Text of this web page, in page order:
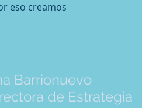
eso creamos
Barrionuevo
de Estrategia